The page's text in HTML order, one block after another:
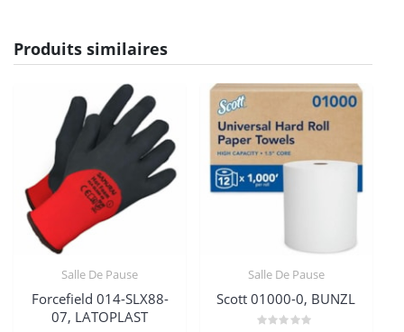
Produits similaires
Salle De Pause
Forcefield 014-SLX88-
07, LATOPLAST
Salle De Pause
Scott 01000-0, BUNZL